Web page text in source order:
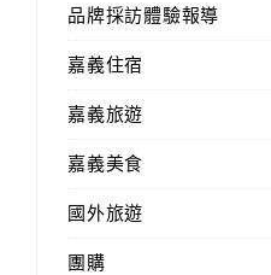
品牌採訪體驗報導
嘉義住宿
嘉義旅遊
嘉義美食
國外旅遊
團購